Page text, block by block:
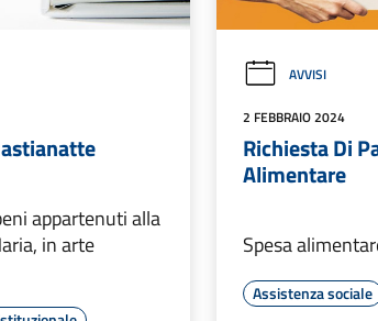
appartenuti alla
in arte
AVVISI
2 FEBBRAIO 2024
Richiesta Di
Alimentare
Spesa
Assistenza sociale